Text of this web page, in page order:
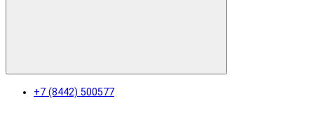
+7 (8442) 500577